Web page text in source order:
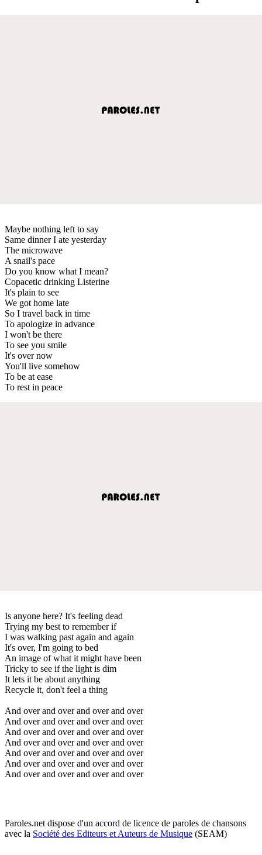
Maybe nothing left to say
Same dinner I ate yesterday
The microwave
A snail's pace
Do you know what I mean?
Copacetic drinking Listerine
It's plain to see
We got home late
So I travel back in time
To apologize in advance
I won't be there
To see you smile
It's over now
You'll live somehow
To be at ease
To rest in peace
Is anyone here? It's feeling dead
Trying my best to remember if
I was walking past again and again
It's over, I'm going to bed
An image of what it might have been
Tricky to see if the light is dim
It lets it be about anything
Recycle it, don't feel a thing
And over and over and over and over
And over and over and over and over
And over and over and over and over
And over and over and over and over
And over and over and over and over
And over and over and over and over
And over and over and over and over
Paroles.net dispose d'un accord de licence de paroles de chansons
avec la Société des Editeurs et Auteurs de Musique (SEAM)